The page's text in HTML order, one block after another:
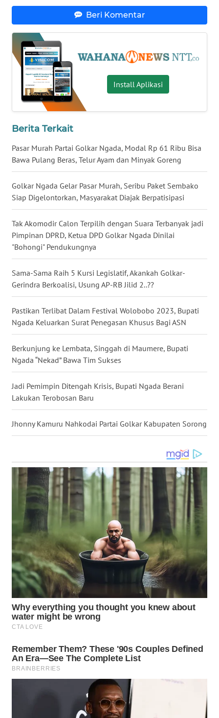
Beri Komentar
Install Aplikasi
Berita Terkait
Pasar Murah Partai Golkar Ngada, Modal Rp 61 Ribu Bisa
Bawa Pulang Beras, Telur Ayam dan Minyak Goreng
Golkar Ngada Gelar Pasar Murah, Seribu Paket Sembako
Siap Digelontorkan, Masyarakat Diajak Berpatisipasi
Tak Akomodir Calon Terpilih dengan Suara Terbanyak jadi
Pimpinan DPRD, Ketua DPD Golkar Ngada Dinilai
"Bohongi" Pendukungnya
Sama-Sama Raih 5 Kursi Legislatif, Akankah Golkar-
Gerindra Berkoalisi, Usung AP-RB Jilid 2..??
Pastikan Terlibat Dalam Festival Wolobobo 2023, Bupati
Ngada Keluarkan Surat Penegasan Khusus Bagi ASN
Berkunjung ke Lembata, Singgah di Maumere, Bupati
Ngada “Nekad” Bawa Tim Sukses
Jadi Pemimpin Ditengah Krisis, Bupati Ngada Berani
Lakukan Terobosan Baru
Jhonny Kamuru Nahkodai Partai Golkar Kabupaten Sorong
WN
KALTENG
WN
KALTARA
WN
WN
KALTIM
WN
WN
SULUT
MALUKU
WN
MALUT
WN
DAIRI
WN
DANAU
TOBA
WN
WN
LANGKAT
WN
TAPANULI
SELATAN
WN
TANJUNG
LESUNG
WN
KARO
SIMALUNGUN
WN